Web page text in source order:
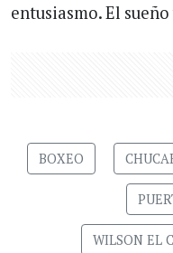
entusiasmo. El
BOXEO
WILSON EL